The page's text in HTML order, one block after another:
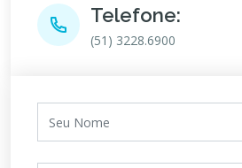
Telefone:
(51) 3228.6900